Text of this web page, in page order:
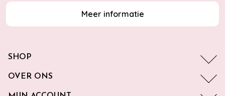
Meer informatie
SHOP
OVER ONS